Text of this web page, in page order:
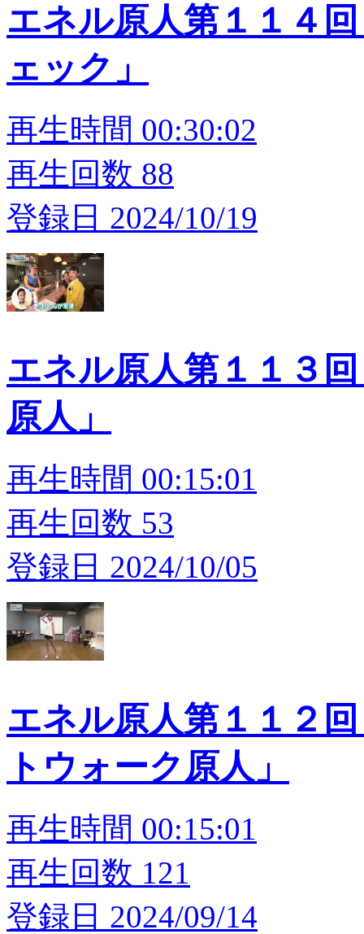
エネル原人第１１４
ェック」
再生時間 00:30:02
再生回数 88
登録日 2024/10/19
エネル原人第１１３
原人」
再生時間 00:15:01
再生回数 53
登録日 2024/10/05
エネル原人第１１２
トウォーク原人」
再生時間 00:15:01
再生回数 121
登録日 2024/09/14